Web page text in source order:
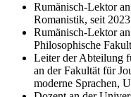
Rumänisch-Lektor
Romanistik, seit 2023
Rumänisch-Lektor
Philosophische
Leiter der Abteilung
an der Fakultät für
moderne Sprachen,